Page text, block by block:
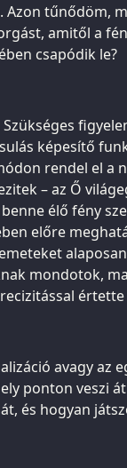
Azon tűnődöm,
amitől a
csapódik le?
Szükséges
képesítő
rendel el a
– az Ő
élő fény
előre
mondotok,
avagy az
ponton veszi
és hogyan